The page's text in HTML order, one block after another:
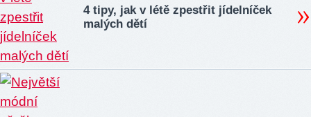
4 tipy, jak v létě zpestřit jídelníček
malých dětí